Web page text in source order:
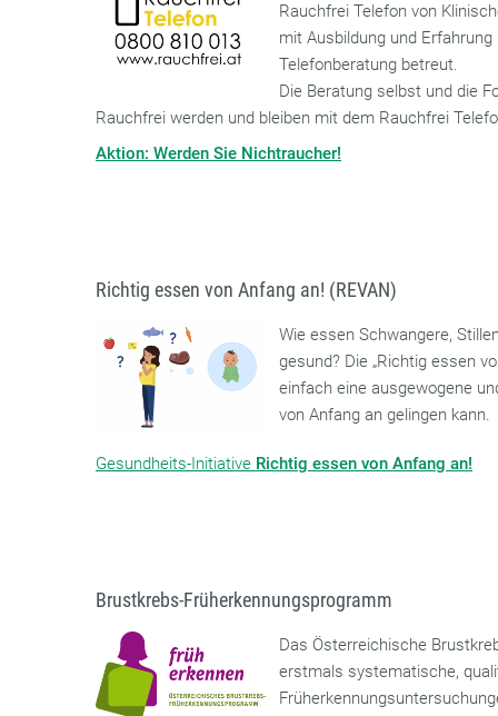
Rauchfrei Telefon von
mit Ausbildung und
Telefonberatung betreut.
Die Beratung selbst und die
Rauchfrei werden und bleiben mit dem Rauchfrei
Aktion: Werden Sie Nichtraucher!
Richtig essen von Anfang an! (REVAN)
Wie essen Schwangere,
gesund? Die „Richtig essen
einfach eine ausgewogene
von Anfang an gelingen kann.
Gesundheits-Initiative Richtig essen von Anfang an!
Brustkrebs-Früherkennungsprogramm
Das Österreichische
erstmals systematische,